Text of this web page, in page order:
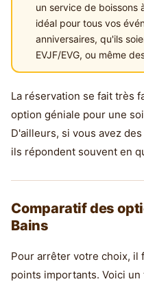
un service de boissons
idéal pour tous vos
anniversaires, qu'ils
EVJF/EVG, ou même
La réservation se fait très
option géniale pour une
D'ailleurs, si vous avez
ils répondent souvent en
Comparatif des
Bains
Pour arrêter votre choix, il
points importants. Voici